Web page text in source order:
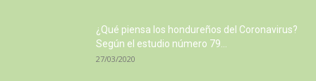
¿Qué piensa los hondureños del Coronavirus?
Según el estudio número 79...
27/03/2020